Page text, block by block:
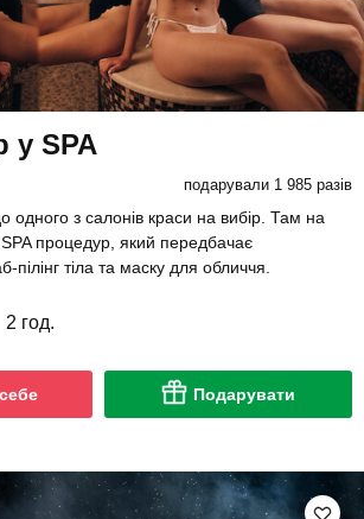
у SPA
подарували 1 985 разів
одного з салонів краси на вибір. Там на
процедур, який передбачає
тіла та маску для обличчя.
2 год.
Подарувати